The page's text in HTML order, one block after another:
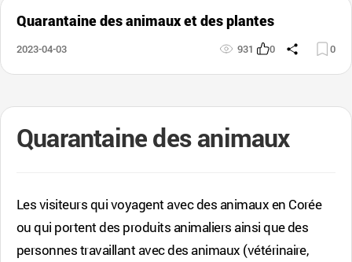
Quarantaine des animaux et des plantes
2023-04-03 931 0 0
Quarantaine des animaux
Les visiteurs qui voyagent avec des animaux en Corée
ou qui portent des produits animaliers ainsi que des
personnes travaillant avec des animaux (vétérinaire,